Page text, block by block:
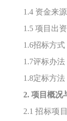
1.4 资金来源
1.5 项目出资
1.6招标方式
1.7评标办法
1.8定标方
2. 项目概况
2.1 招标项